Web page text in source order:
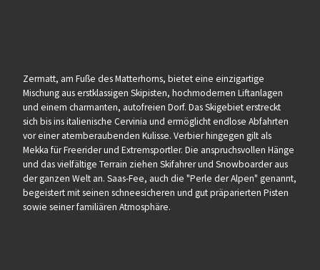
Zermatt, am Fuße des Matterhorns, bietet eine einzigartige
Mischung aus erstklassigen Skipisten, hochmodernen Liftanlagen
und einem charmanten, autofreien Dorf. Das Skigebiet erstreckt
sich bis ins italienische Cervinia und ermöglicht endlose Abfahrten
vor einer atemberaubenden Kulisse. Verbier hingegen gilt als
Mekka für Freerider und Extremsportler. Die anspruchsvollen Hänge
und das vielfältige Terrain ziehen Skifahrer und Snowboarder aus
der ganzen Welt an. Saas-Fee, auch die "Perle der Alpen" genannt,
begeistert mit seinen schneesicheren und gut präparierten Pisten
sowie seiner familiären Atmosphäre.